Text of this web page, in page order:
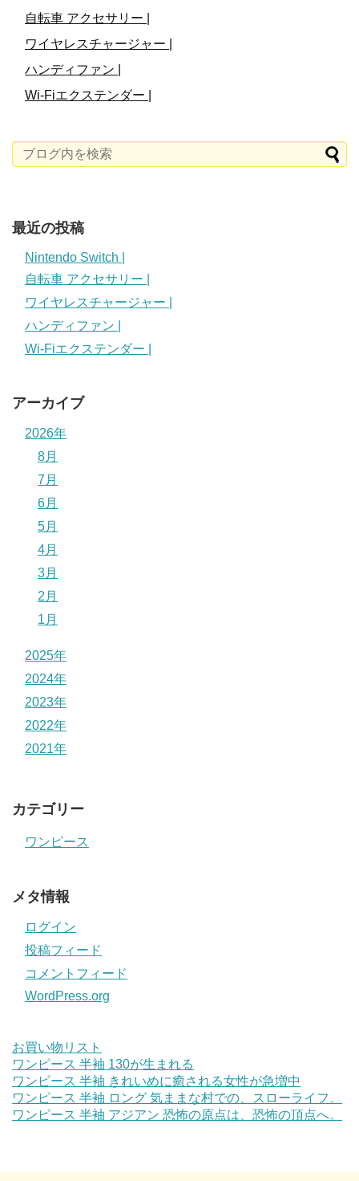
自転車 アクセサリー |
ワイヤレスチャージャー |
ハンディファン |
Wi-Fiエクステンダー |
最近の投稿
Nintendo Switch |
自転車 アクセサリー |
ワイヤレスチャージャー |
ハンディファン |
Wi-Fiエクステンダー |
アーカイブ
2026年
8月
7月
6月
5月
4月
3月
2月
1月
2025年
2024年
2023年
2022年
2021年
カテゴリー
ワンピース
メタ情報
ログイン
投稿フィード
コメントフィード
WordPress.org
お買い物リスト
ワンピース 半袖 130が生まれる
ワンピース 半袖 きれいめに癒される女性が急増中
ワンピース 半袖 ロング 気ままな村での、スローライフ。
ワンピース 半袖 アジアン 恐怖の原点は、恐怖の頂点へ。